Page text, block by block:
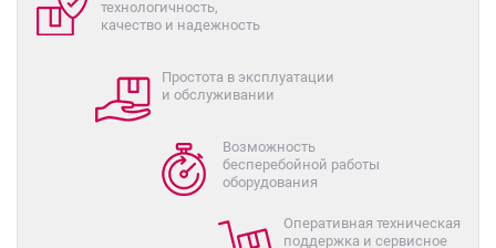
технологичность,
качество и надежность
Простота в эксплуатации
и обслуживании
Возможность
бесперебойной работы
оборудования
Оперативная техническая
поддержка и сервисное